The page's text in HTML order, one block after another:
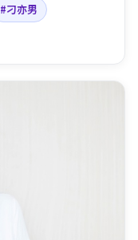
#刁亦男